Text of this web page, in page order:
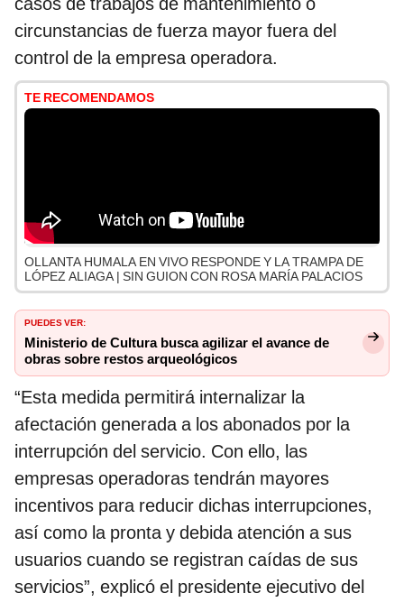
circunstancias de fuerza mayor fuera del
control de la empresa operadora.
TE RECOMENDAMOS
OLLANTA HUMALA EN VIVO RESPONDE Y LA TRAMPA DE
LÓPEZ ALIAGA | SIN GUION CON ROSA MARÍA PALACIOS
PUEDES VER:
Ministerio de Cultura busca agilizar el avance de
obras sobre restos arqueológicos
“Esta medida permitirá internalizar la
afectación generada a los abonados por la
interrupción del servicio. Con ello, las
empresas operadoras tendrán mayores
incentivos para reducir dichas interrupciones,
así como la pronta y debida atención a sus
usuarios cuando se registran caídas de sus
servicios”, explicó el presidente ejecutivo del